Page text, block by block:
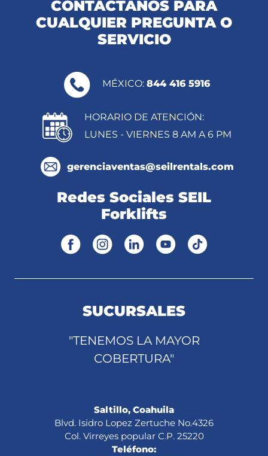
CONTÁCTANOS PARA
CUALQUIER PREGUNTA O
SERVICIO
MÉXICO: 844 416 5916
HORARIO DE ATENCIÓN:
LUNES - VIERNES 8 AM A 6 PM
gerenciaventas@seilrentals.com
Redes Sociales SEIL
Forklifts
SUCURSALES
"TENEMOS LA MAYOR
COBERTURA"
Saltillo, Coahuila
Blvd. Isidro Lopez Zertuche No.4326
Col. Virreyes popular C.P. 25220
Teléfono: